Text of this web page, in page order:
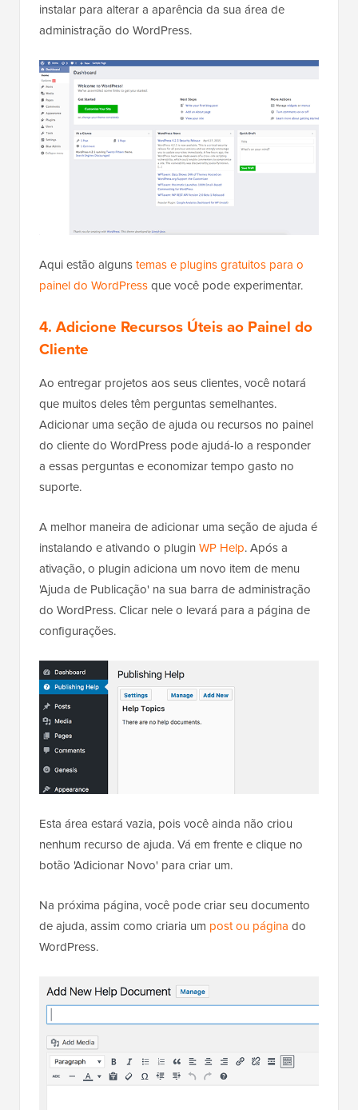
instalar para alterar a aparência da sua área de
administração do WordPress.
Aqui estão algunstemas e plugins gratuitos para o
painel do WordPressque você pode experimentar.
4. Adicione Recursos Úteis ao Painel do
Cliente
Ao entregar projetos aos seus clientes, você notará
que muitos deles têm perguntas semelhantes.
Adicionar uma seção de ajuda ou recursos no painel
do cliente do WordPress pode ajudá-lo a responder
a essas perguntas e economizar tempo gasto no
suporte.
A melhor maneira de adicionar uma seção de ajuda é
instalando e ativando o plugin WP Help. Após a
ativação, o plugin adiciona um novo item de menu
'Ajuda de Publicação' na sua barra de administração
do WordPress. Clicar nele o levará para a página de
configurações.
Esta área estará vazia, pois você ainda não criou
nenhum recurso de ajuda. Vá em frente e clique no
botão 'Adicionar Novo' para criar um.
Na próxima página, você pode criar seu documento
de ajuda, assim como criaria um post ou página do
WordPress.